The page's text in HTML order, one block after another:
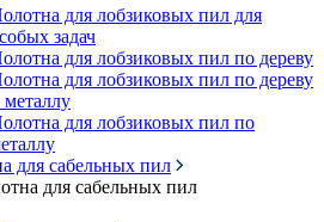
для лобзиковых пил для
задач
для лобзиковых пил по дереву
для лобзиковых пил по дереву
металлу
для лобзиковых пил по
для сабельных пил
для сабельных пил